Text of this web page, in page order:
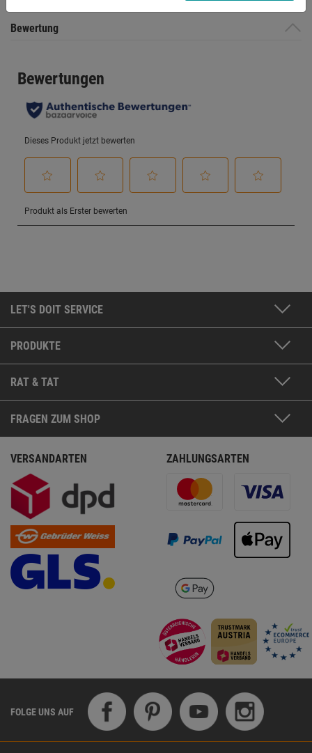
Bewertung
LET'S DOIT SERVICE
PRODUKTE
RAT & TAT
FRAGEN ZUM SHOP
VERSANDARTEN ZAHLUNGSARTEN
FOLGE UNS AUF
du zulassen möchtest und welche nicht.
Weitere Informationen findest du in unserer